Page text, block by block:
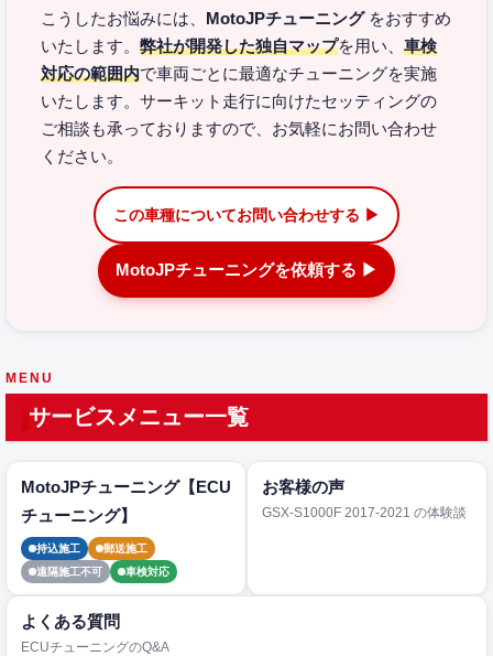
こうしたお悩みには、 MotoJPチューニングをおすすめ
いたします。 弊社が開発した独自マップを用い、 車検
対応の範囲内で車両ごとに最適なチューニングを実施
いたします。サーキット走行に向けたセッティングの
ご相談も承っておりますので、お気軽にお問い合わせ
ください。
この車種についてお問い合わせする ▶
MotoJPチューニングを依頼する ▶
MENU
サービスメニュー一覧
MotoJPチューニング【ECU
チューニング】
持込施工
郵送施工
遠隔施工不可
車検対応
お客様の声
GSX-S1000F 2017-2021 の体験談
よくある質問
ECUチューニングのQ&A